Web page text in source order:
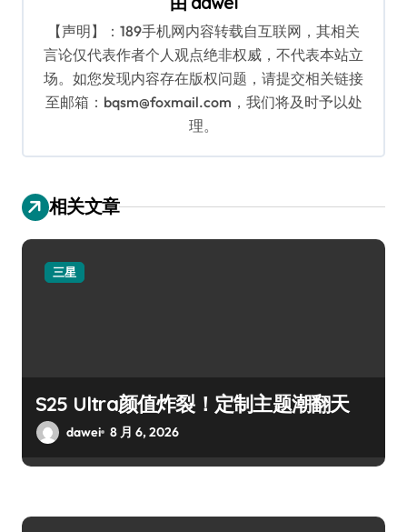
【声明】：189手机网内容转载自互联网，其相关
言论仅代表作者个人观点绝非权威，不代表本站立
场。如您发现内容存在版权问题，请提交相关链接
至邮箱：bqsm@foxmail.com，我们将及时予以处
理。
相关文章
三星
S25 Ultra颜值炸裂！定制主题潮翻天
dawei 8 月 6, 2026